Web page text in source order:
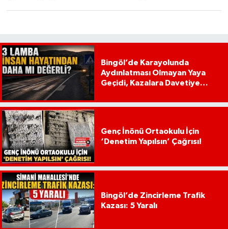
Bingöl’de Karayolunda
Aydınlatması Olmayan Yaya
Geçidi, Kazalara Davetiye
Genç İnönü Ortaokulu İçin
‘Denetim Yapılsın’ Çağrısı!
Bingöl’de Zincirleme Trafik
Kazası: 5 Yaralı